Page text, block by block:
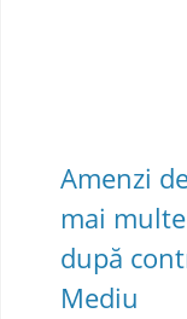
Amenzi
mai
după
Mediu